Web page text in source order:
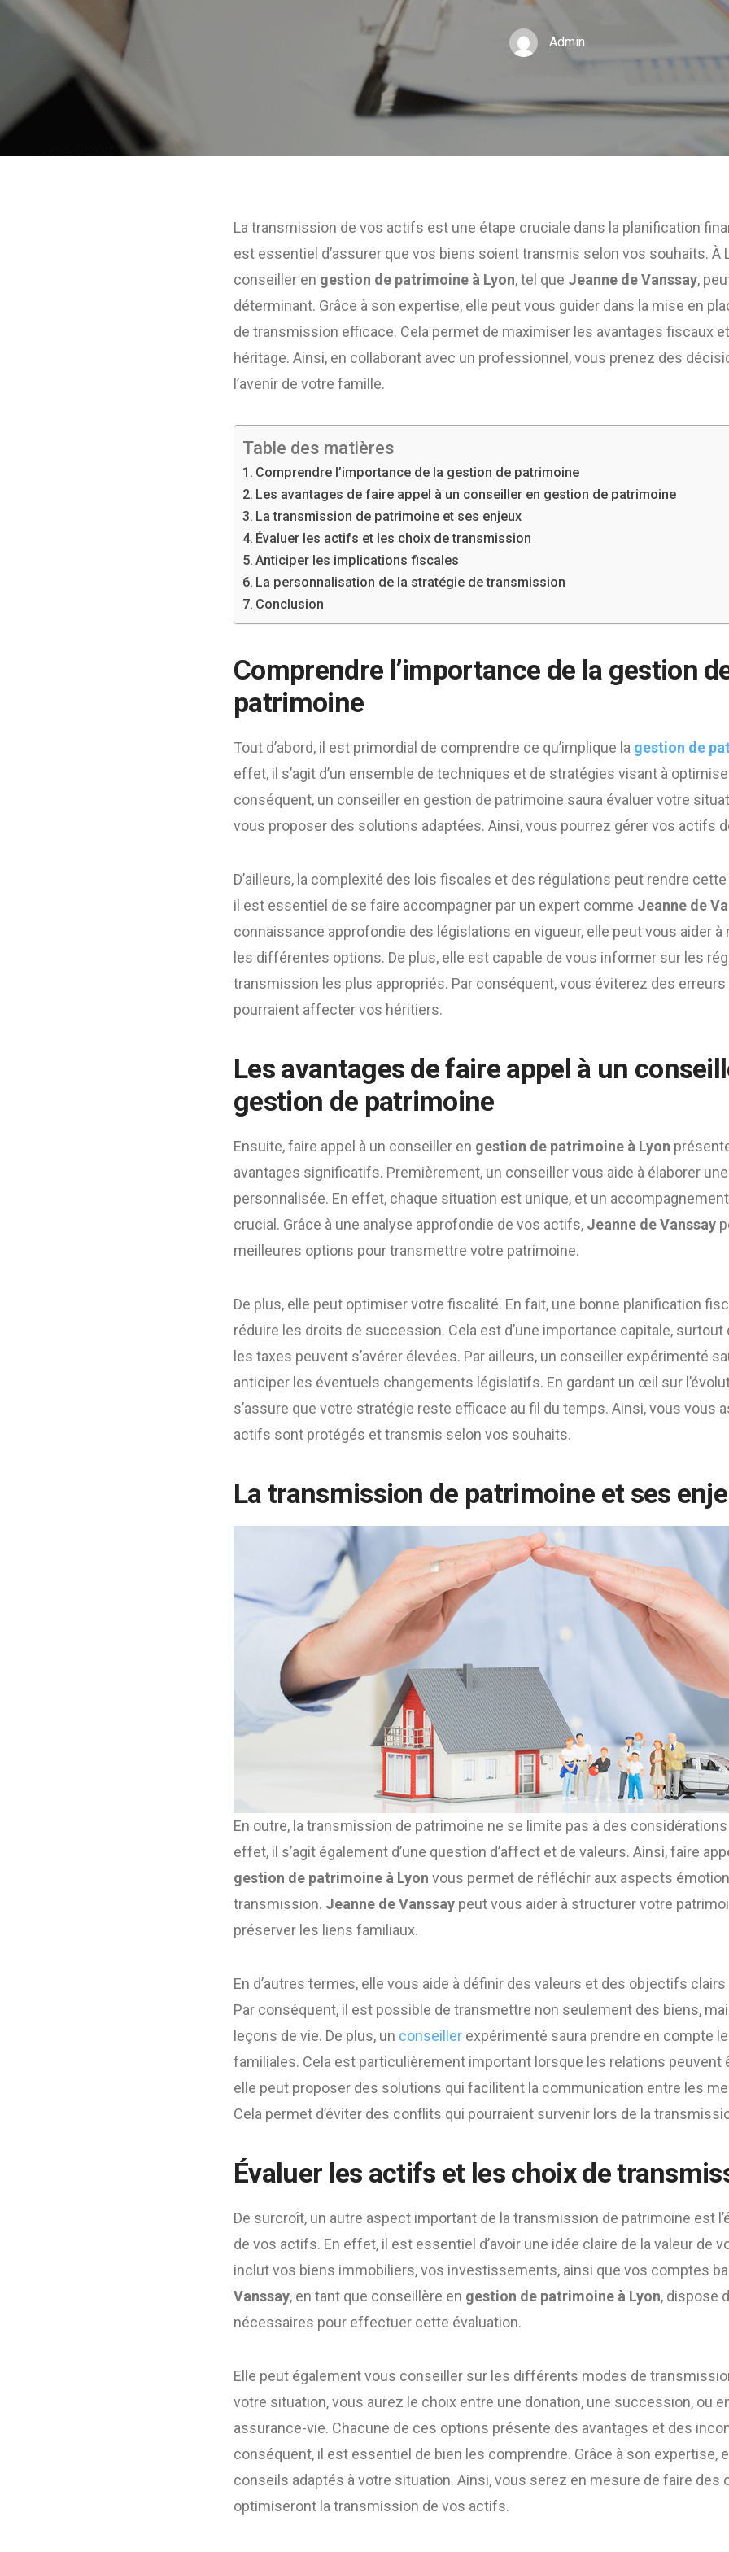
Admin
La transmission de vos actifs est une étape cruciale dans la planification
est essentiel d’assurer que vos biens soient transmis selon vos souhaits. À
conseiller en gestion de patrimoine à Lyon, tel que Jeanne de Vanssay,
déterminant. Grâce à son expertise, elle peut vous guider dans la mise en
de transmission efficace. Cela permet de maximiser les avantages fiscaux
héritage. Ainsi, en collaborant avec un professionnel, vous prenez des
l’avenir de votre famille.
Table des matières
Comprendre l’importance de la gestion de patrimoine
Les avantages de faire appel à un conseiller en gestion de patrimoine
La transmission de patrimoine et ses enjeux
Évaluer les actifs et les choix de transmission
Anticiper les implications fiscales
La personnalisation de la stratégie de transmission
Conclusion
Comprendre l’importance de la gestion
patrimoine
Tout d’abord, il est primordial de comprendre ce qu’implique la gestion de
effet, il s’agit d’un ensemble de techniques et de stratégies visant à
conséquent, un conseiller en gestion de patrimoine saura évaluer votre
vous proposer des solutions adaptées. Ainsi, vous pourrez gérer vos actifs
D’ailleurs, la complexité des lois fiscales et des régulations peut rendre
il est essentiel de se faire accompagner par un expert comme Jeanne de
connaissance approfondie des législations en vigueur, elle peut vous aider à
les différentes options. De plus, elle est capable de vous informer sur les
transmission les plus appropriés. Par conséquent, vous éviterez des
pourraient affecter vos héritiers.
Les avantages de faire appel à un
gestion de patrimoine
Ensuite, faire appel à un conseiller en gestion de patrimoine à Lyon
avantages significatifs. Premièrement, un conseiller vous aide à élaborer
personnalisée. En effet, chaque situation est unique, et un
crucial. Grâce à une analyse approfondie de vos actifs, Jeanne de Vanssay
meilleures options pour transmettre votre patrimoine.
De plus, elle peut optimiser votre fiscalité. En fait, une bonne planification
réduire les droits de succession. Cela est d’une importance capitale,
les taxes peuvent s’avérer élevées. Par ailleurs, un conseiller expérimenté
anticiper les éventuels changements législatifs. En gardant un œil sur
s’assure que votre stratégie reste efficace au fil du temps. Ainsi, vous vous
actifs sont protégés et transmis selon vos souhaits.
La transmission de patrimoine et ses
En outre, la transmission de patrimoine ne se limite pas à des
effet, il s’agit également d’une question d’affect et de valeurs. Ainsi, faire
gestion de patrimoine à Lyon vous permet de réfléchir aux aspects
transmission. Jeanne de Vanssay peut vous aider à structurer votre
préserver les liens familiaux.
En d’autres termes, elle vous aide à définir des valeurs et des objectifs
Par conséquent, il est possible de transmettre non seulement des biens,
leçons de vie. De plus, un conseiller expérimenté saura prendre en compte
familiales. Cela est particulièrement important lorsque les relations peuvent
elle peut proposer des solutions qui facilitent la communication entre les
Cela permet d’éviter des conflits qui pourraient survenir lors de la
Évaluer les actifs et les choix de
De surcroît, un autre aspect important de la transmission de patrimoine est
de vos actifs. En effet, il est essentiel d’avoir une idée claire de la valeur de
inclut vos biens immobiliers, vos investissements, ainsi que vos comptes
Vanssay, en tant que conseillère en gestion de patrimoine à Lyon, dispose
nécessaires pour effectuer cette évaluation.
Elle peut également vous conseiller sur les différents modes de
votre situation, vous aurez le choix entre une donation, une succession, ou
assurance-vie. Chacune de ces options présente des avantages et des
conséquent, il est essentiel de bien les comprendre. Grâce à son expertise,
conseils adaptés à votre situation. Ainsi, vous serez en mesure de faire des
optimiseront la transmission de vos actifs.